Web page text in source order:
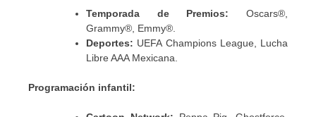
Temporada de Premios: Oscars®,
Grammy®, Emmy®.
Deportes: UEFA Champions League, Lucha
Libre AAA Mexicana.
Programación infantil: